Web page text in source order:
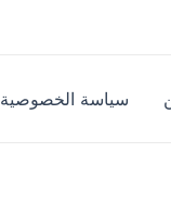
سياسة الخصوصية